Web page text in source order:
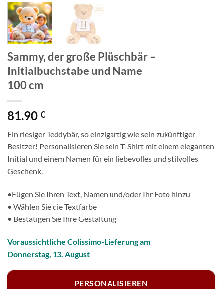
Sammy, der große Plüschbär –
Initialbuchstabe und Name
100 cm
81.90 €
Ein riesiger Teddybär, so einzigartig wie sein zukünftiger
Besitzer! Personalisieren Sie sein T-Shirt mit einem eleganten
Initial und einem Namen für ein liebevolles und stilvolles
Geschenk.
•Fügen Sie Ihren Text, Namen und/oder Ihr Foto hinzu
• Wählen Sie die Textfarbe
• Bestätigen Sie Ihre Gestaltung
Voraussichtliche Colissimo-Lieferung am
Donnerstag, 13. August
PERSONALISIEREN